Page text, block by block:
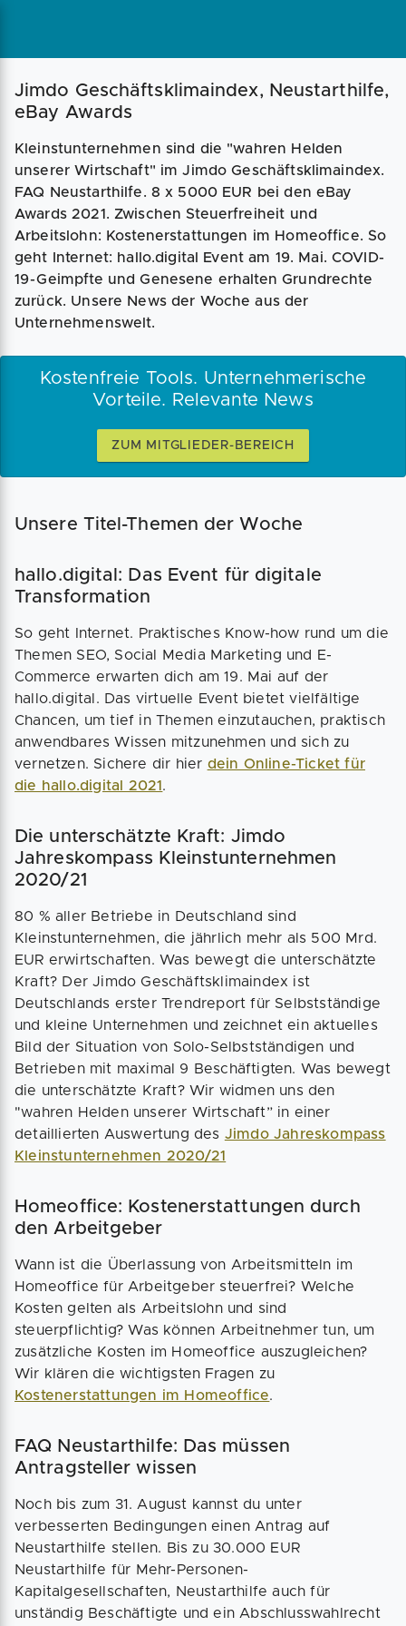
Magazin Businessplan Fördermittel
Jimdo Geschäftsklimaindex, Neustarthilfe,
eBay Awards
Kleinstunternehmen sind die "wahren Helden
unserer Wirtschaft" im Jimdo Geschäftsklimaindex.
FAQ Neustarthilfe. 8 x 5000 EUR bei den eBay
Awards 2021. Zwischen Steuerfreiheit und
Arbeitslohn: Kostenerstattungen im Homeoffice. So
geht Internet: hallo.digital Event am 19. Mai. COVID-
19-Geimpfte und Genesene erhalten Grundrechte
zurück. Unsere News der Woche aus der
Unternehmenswelt.
Kostenfreie Tools. Unternehmerische
Vorteile. Relevante News
ZUM MITGLIEDER-BEREICH
Unsere Titel-Themen der Woche
hallo.digital: Das Event für digitale
Transformation
So geht Internet. Praktisches Know-how rund um die
Themen SEO, Social Media Marketing und E-
Commerce erwarten dich am 19. Mai auf der
hallo.digital. Das virtuelle Event bietet vielfältige
Chancen, um tief in Themen einzutauchen, praktisch
anwendbares Wissen mitzunehmen und sich zu
vernetzen. Sichere dir hier dein Online-Ticket für
die hallo.digital 2021 .
Die unterschätzte Kraft: Jimdo
Jahreskompass Kleinstunternehmen
2020/21
80 % aller Betriebe in Deutschland sind
Kleinstunternehmen, die jährlich mehr als 500 Mrd.
EUR erwirtschaften. Was bewegt die unterschätzte
Kraft? Der Jimdo Geschäftsklimaindex ist
Deutschlands erster Trendreport für Selbstständige
und kleine Unternehmen und zeichnet ein aktuelles
Bild der Situation von Solo-Selbstständigen und
Betrieben mit maximal 9 Beschäftigten. Was bewegt
die unterschätzte Kraft? Wir widmen uns den
"wahren Helden unserer Wirtschaft” in einer
detaillierten Auswertung des Jimdo Jahreskompass
Kleinstunternehmen 2020/21
Homeoffice: Kostenerstattungen durch
den Arbeitgeber
Wann ist die Überlassung von Arbeitsmitteln im
Homeoffice für Arbeitgeber steuerfrei? Welche
Kosten gelten als Arbeitslohn und sind
steuerpflichtig? Was können Arbeitnehmer tun, um
zusätzliche Kosten im Homeoffice auszugleichen?
Wir klären die wichtigsten Fragen zu
Kostenerstattungen im Homeoffice.
FAQ Neustarthilfe: Das müssen
Antragsteller wissen
Noch bis zum 31. August kannst du unter
verbesserten Bedingungen einen Antrag auf
Neustarthilfe stellen. Bis zu 30.000 EUR
Neustarthilfe für Mehr-Personen-
Kapitalgesellschaften, Neustarthilfe auch für
unständig Beschäftigte und ein Abschlusswahlrecht